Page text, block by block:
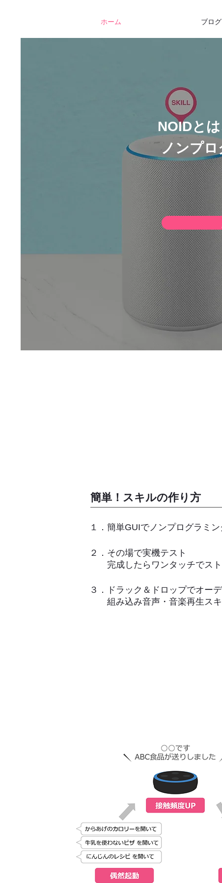
ホーム ブログ
NOIDと
ノンプロ
簡単！スキルの作り方
１．簡単GUIでノンプログラミ
２．その場で実機テスト
完成したらワンタッチでスト
３．ドラック＆ドロップでオー
組み込み音声・音楽再生ス